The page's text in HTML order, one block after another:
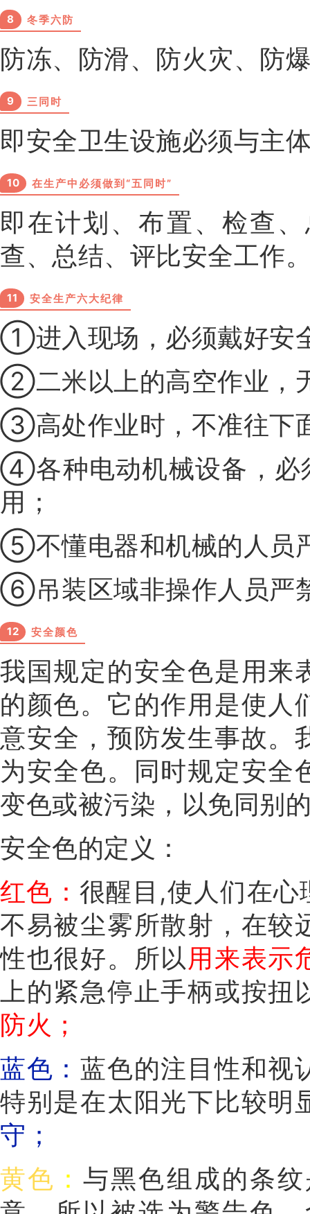
8 冬季六防
防冻、防滑、防火灾、防
9 三同时
即安全卫生设施必须与主
10 在生产中必须做到“五同时”
即在计划、布置、检查
查、总结、评比安全工作
11 安全生产六大纪律
①进入现场，必须戴好安
②二米以上的高空作业，
③高处作业时，不准往下
④各种电动机械设备，必
用；
⑤不懂电器和机械的人员
⑥吊装区域非操作人员严
12 安全颜色
我国规定的安全色是用来
的颜色。它的作用是使人
意安全，预防发生事故。
为安全色。同时规定安全
变色或被污染，以免同别
安全色的定义：
红色：很醒目,使人们在
不易被尘雾所散射，在较
性也很好。所以用来表示
上的紧急停止手柄或按扭
防火；
蓝色：蓝色的注目性和视
特别是在太阳光下比较明
守；
黄色 ：与黑色组成的条